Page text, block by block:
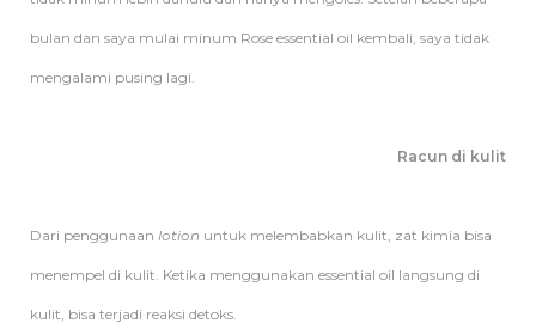
bulan dan saya mulai minum Rose essential oil kembali, saya tidak
mengalami pusing lagi.
Racun di kulit
Dari penggunaan lotion untuk melembabkan kulit, zat kimia bisa
menempel di kulit. Ketika menggunakan essential oil langsung di
kulit, bisa terjadi reaksi detoks.